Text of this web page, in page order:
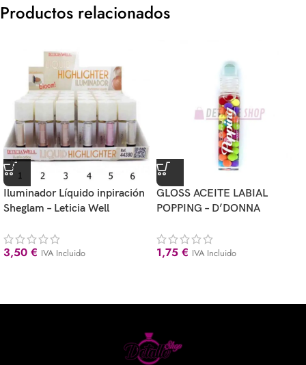
Productos relacionados
Iluminador Líquido inpiración
Sheglam – Leticia Well
3,50 € IVA Incluido
GLOSS ACEITE LABIAL
POPPING – D’DONNA
1,75 € IVA Incluido